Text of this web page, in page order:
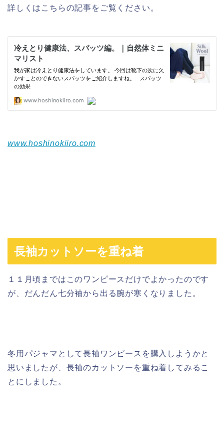
詳しくはこちらの記事をご覧ください。
www.hoshinokiiro.com
長袖カットソーを重ね着
１１月頃まではこのワンピースだけでよかったのです
が、だんだん七分袖から出る腕が寒くなりました。
冬用パジャマとして長袖ワンピースを購入しようかと
思いましたが、長袖のカットソーを重ね着してみるこ
とにしました。